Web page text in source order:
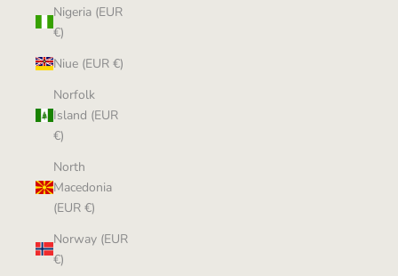
Nigeria (EUR
€)
Niue (EUR €)
Norfolk
Island (EUR
€)
North
Macedonia
(EUR €)
Norway (EUR
€)